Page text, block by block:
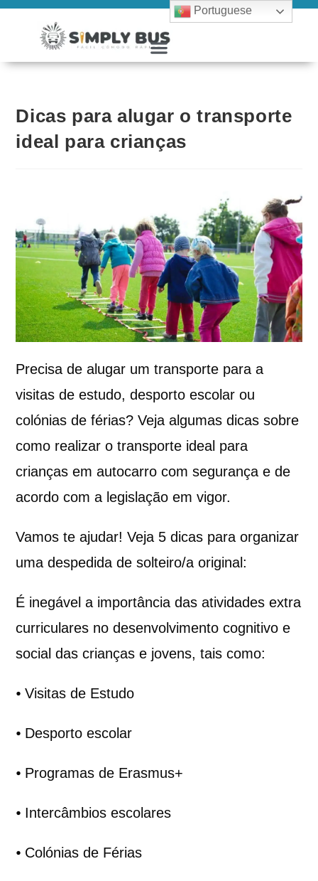
Dicas para alugar o transporte
ideal para crianças
Precisa de alugar um transporte para a
visitas de estudo, desporto escolar ou
colónias de férias? Veja algumas dicas sobre
como realizar o transporte ideal para
crianças em autocarro com segurança e de
acordo com a legislação em vigor.
Vamos te ajudar! Veja 5 dicas para organizar
uma despedida de solteiro/a original:
É inegável a importância das atividades extra
curriculares no desenvolvimento cognitivo e
social das crianças e jovens, tais como:
⦁ Visitas de Estudo
⦁ Desporto escolar
⦁ Programas de Erasmus+
⦁ Intercâmbios escolares
⦁ Colónias de Férias
Portuguese